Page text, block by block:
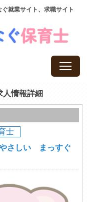
就業サイト、求職サイト
人情報詳細
士
さしい まっすぐ